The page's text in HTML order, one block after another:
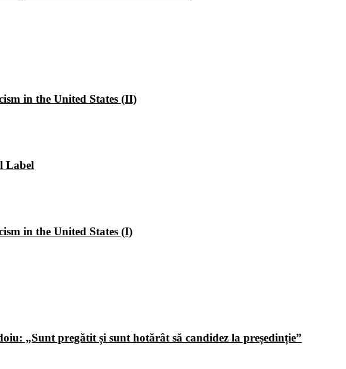
in the United States (II)
Label
in the United States (I)
„Sunt pregătit și sunt hotărât să candidez la președinție”